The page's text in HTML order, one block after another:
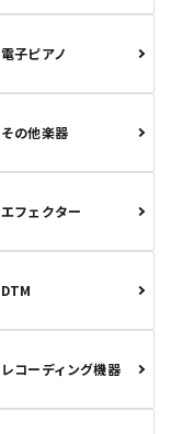
電子ピアノ
その他楽器
エフェクター
DTM
レコーディング機器